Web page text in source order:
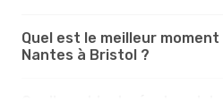
Quel est le meilleur
Nantes à Bristol ?